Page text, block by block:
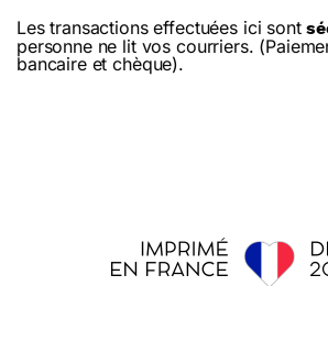
Les transactions effectuées ici sont
personne ne lit vos courriers.
bancaire et chèque).